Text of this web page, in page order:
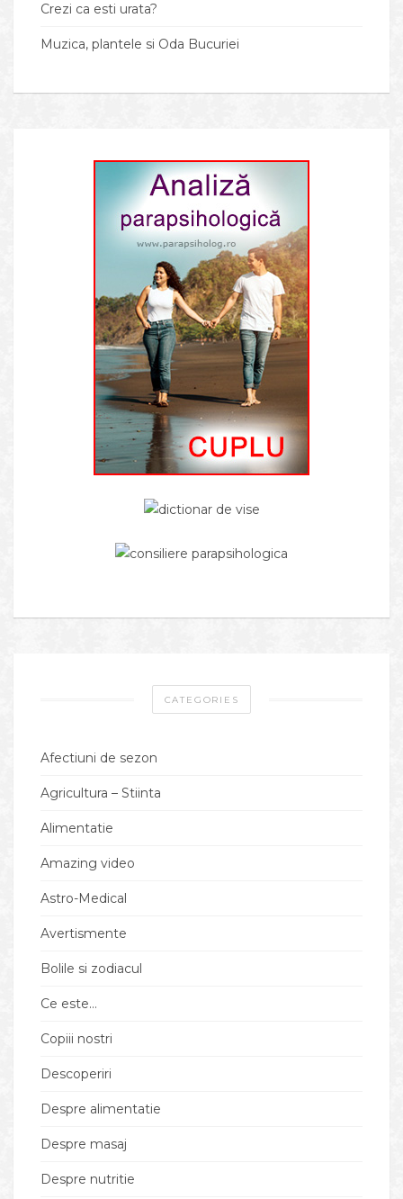
Crezi ca esti urata?
Muzica, plantele si Oda Bucuriei
CATEGORIES
Afectiuni de sezon
Agricultura – Stiinta
Alimentatie
Amazing video
Astro-Medical
Avertismente
Bolile si zodiacul
Ce este…
Copiii nostri
Descoperiri
Despre alimentatie
Despre masaj
Despre nutritie